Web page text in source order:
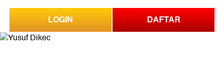
LOGIN DAFTAR